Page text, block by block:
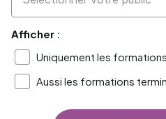
Afficher :
Uniquement les
Aussi les formations